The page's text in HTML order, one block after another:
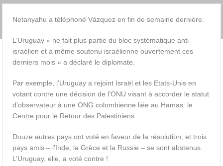
Netanyahu a téléphoné Vázquez en fin de semaine dernière.
L’Uruguay « ne fait plus partie du bloc systématique anti-
israélien et a même soutenu israélienne ouvertement ces
derniers mois » a déclaré le diplomate.
Par exemple, l’Uruguay a rejoint Israël et les Etats-Unis en
votant contre une décision de l’ONU visant à accorder le statut
d’observateur à une ONG colombienne liée au Hamas: le
Centre pour le Retour des Palestiniens.
Douze autres pays ont voté en faveur de la résolution, et trois
pays amis – l’Inde, la Grèce et la Russie – se sont abstenus.
L’Uruguay, elle, a voté contre !